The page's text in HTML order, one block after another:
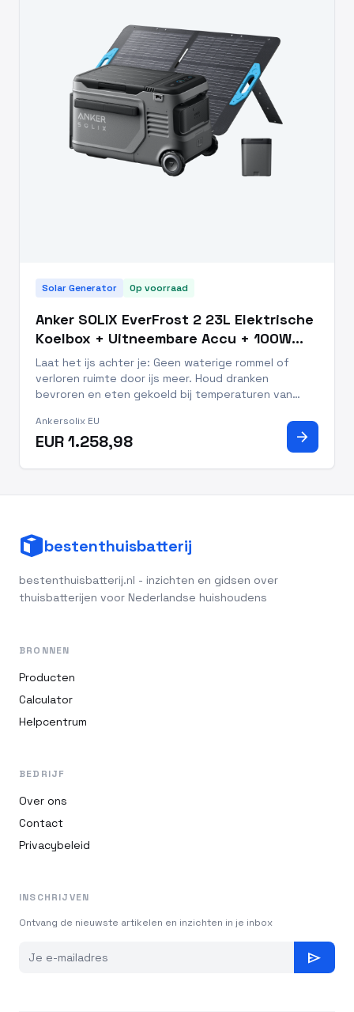
Solar Generator Op voorraad
Anker SOLIX EverFrost 2 23L Elektrische
Koelbox + Uitneembare Accu + 100W
Zonnepanelen
Laat het ijs achter je: Geen waterige rommel of
verloren ruimte door ijs meer. Houd dranken
bevroren en eten gekoeld bij temperaturen van
slechts 26 minuten, versheid hoeft niet te wachten
Altijd koel: houd
Ankersolix EU
EUR 1.258,98 arrow_forward
bestenthuisbatterij
bestenthuisbatterij.nl - inzichten en gidsen over
thuisbatterijen voor Nederlandse huishoudens
BRONNEN
Producten
Calculator
Helpcentrum
BEDRIJF
Over ons
Contact
Privacybeleid
INSCHRIJVEN
Ontvang de nieuwste artikelen en inzichten in je inbox
send